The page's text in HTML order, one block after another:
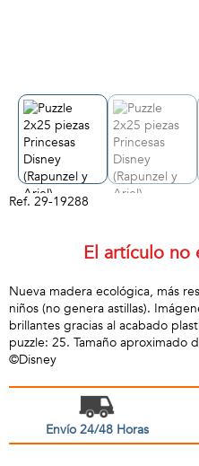
Ref. 29-19288
El artículo no
Nueva madera ecológica, más
niños (no genera astillas).
brillantes gracias al acabado
puzzle: 25. Tamaño aproximado
©Disney
Envío 24/48 Horas